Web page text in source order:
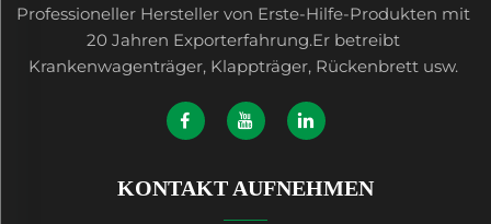
Professioneller Hersteller von Erste-Hilfe-Produkten mit
20 Jahren Exporterfahrung.Er betreibt
Krankenwagenträger, Klappträger, Rückenbrett usw.
KONTAKT AUFNEHMEN